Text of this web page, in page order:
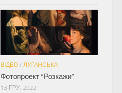
ВІДЕО / ЛУГАНСЬКА
Фотопроект “Розкажи”
13 ГРУ, 2022